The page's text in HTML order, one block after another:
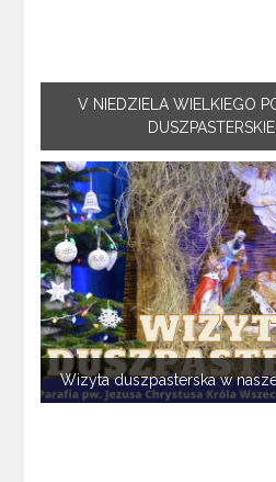
V NIEDZIELA WIELKIEGO
Wizyta duszpasterska w